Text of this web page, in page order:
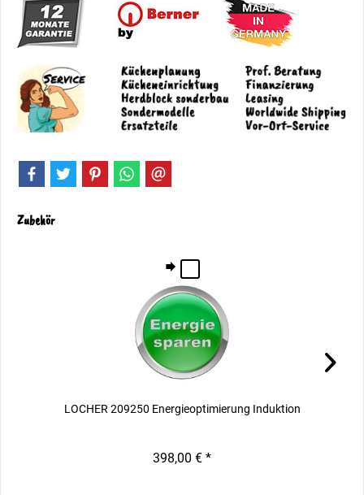
Zubehör
LOCHER 209250 Energieoptimierung Induktion
398,00 € *